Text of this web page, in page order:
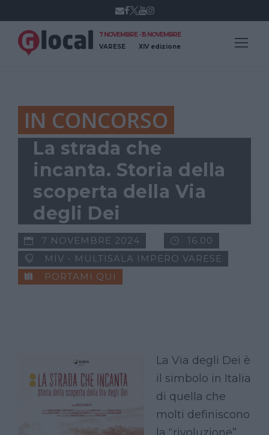
7 NOVEMBRE - 15 NOVEMBRE
VARESE
XIV edizione
IN CONCORSO
La strada che
incanta. Storia della
scoperta della Via
degli Dei
7 NOVEMBRE 2024
16.00
MIV - MULTISALA IMPERO VARESE
PORTAMI QUI
La Via degli Dei è
il simbolo in Italia
di quella che
molti definiscono